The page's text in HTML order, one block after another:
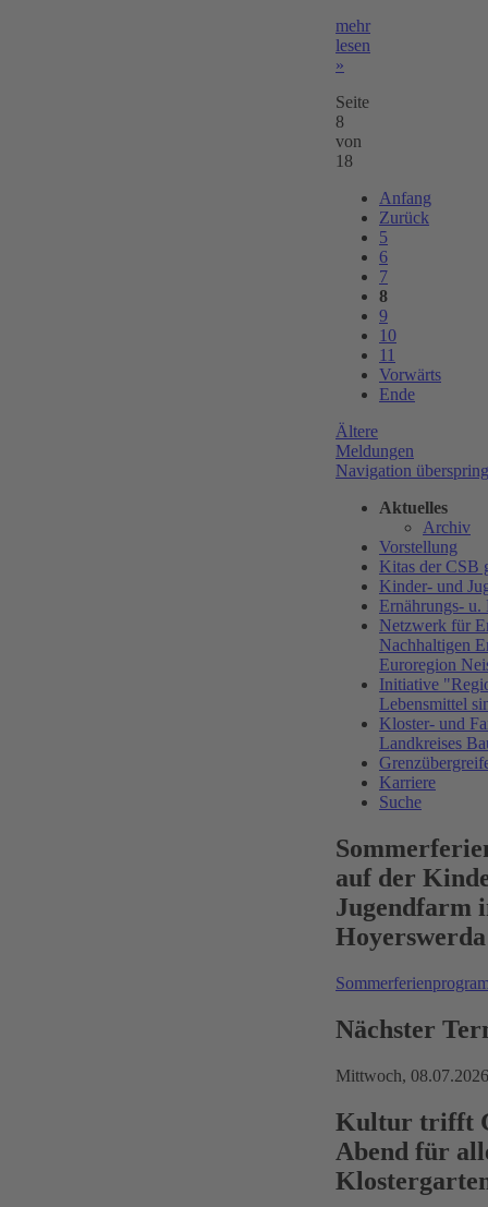
mehr
lesen
»
Seite
8
von
18
Anfang
Zurück
5
6
7
8
9
10
11
Vorwärts
Ende
Ältere
Meldungen
Navigation
Aktuelles
Archiv
Vorstellung
Kitas der CSB
Kinder- und
Ernährungs- u.
Netzwerk für
Nachhaltigen
Euroregion
Initiative
Lebensmittel
Kloster- und
Landkreises
Karriere
Suche
auf der
Jugendfarm
Hoyerswerda
Nächster
Mittwoch, 08.07.2026
Kultur trifft
Abend für